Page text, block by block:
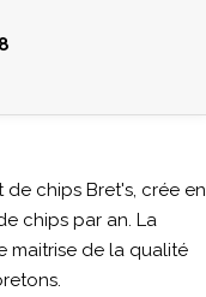
chips Bret's, crée en
chips par an. La
maitrise de la qualité